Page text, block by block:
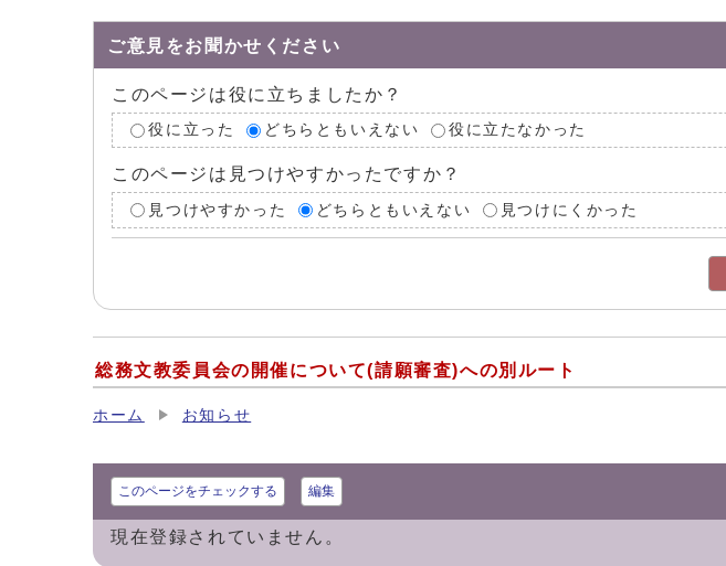
ご意見をお聞かせください
このページは役に立ちましたか？
役に立った どちらともいえない 役に立たなかった
このページは見つけやすかったですか？
見つけやすかった どちらともいえない 見つけにくかった
総務文教委員会の開催について(請願審査)への別ルート
ホーム お知らせ
このページをチェックする 編集
現在登録されていません。